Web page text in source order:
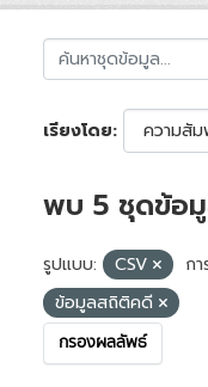
เรียงโดย
พบ 5 ชุดข้อ
รูปแบบ: CSV กา
ข้อมูลสถิติคดี
กรองผลลัพธ์